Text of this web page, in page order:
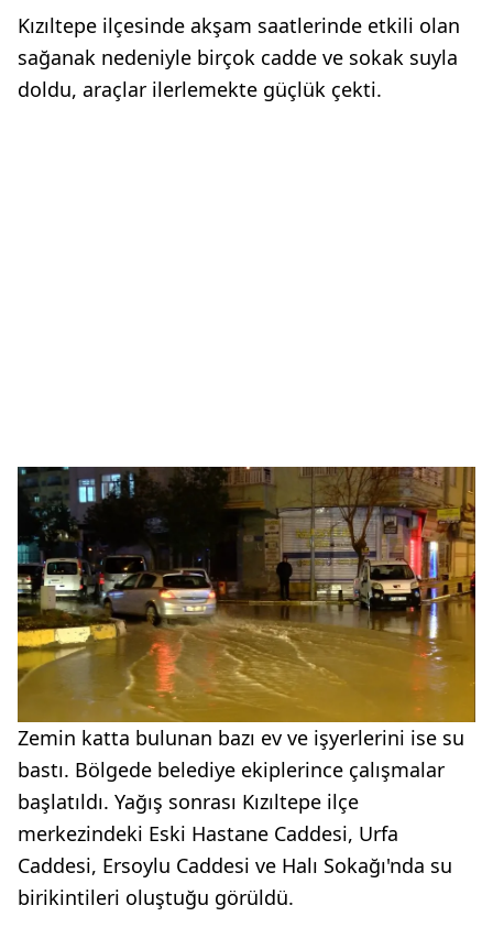
Kızıltepe ilçesinde akşam saatlerinde etkili olan
sağanak nedeniyle birçok cadde ve sokak suyla
doldu, araçlar ilerlemekte güçlük çekti.
Zemin katta bulunan bazı ev ve işyerlerini ise su
bastı. Bölgede belediye ekiplerince çalışmalar
başlatıldı. Yağış sonrası Kızıltepe ilçe
merkezindeki Eski Hastane Caddesi, Urfa
Caddesi, Ersoylu Caddesi ve Halı Sokağı'nda su
birikintileri oluştuğu görüldü.